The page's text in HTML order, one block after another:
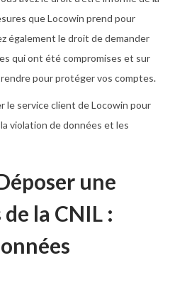
que Locowin prend pour
également le droit de demander
qui ont été compromises et sur
pour protéger vos comptes.
le service client de Locowin pour
violation de données et les
une
la CNIL :